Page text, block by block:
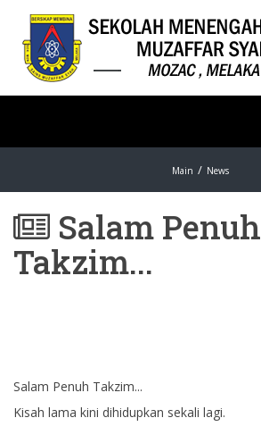
Main News
Salam Penuh
Takzim...
Salam Penuh Takzim...
Kisah lama kini dihidupkan sekali lagi.